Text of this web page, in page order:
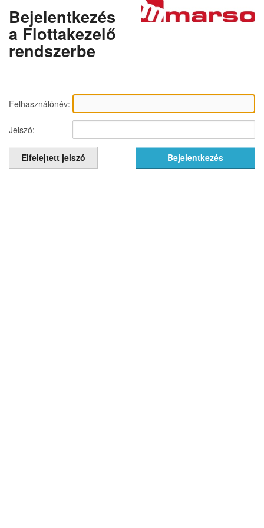
Bejelentkezés
a Flottakezelő
rendszerbe
Felhasználónév:
Jelszó: